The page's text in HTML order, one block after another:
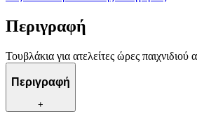
Περιγραφή
Τουβλάκια για ατελείτες ώρες παιχνιδιού
Περιγραφή
+